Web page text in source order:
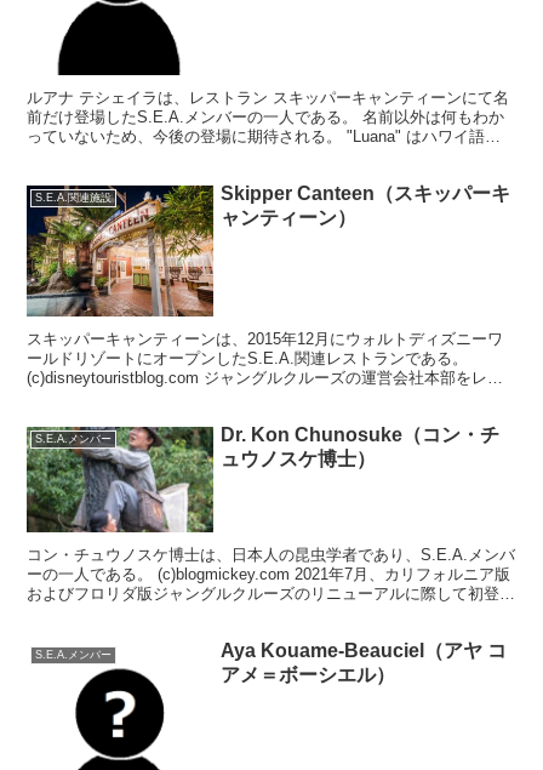
ルアナ テシェイラは、レストラン スキッパーキャンティーンにて名
前だけ登場したS.E.A.メンバーの一人である。 名前以外は何もわか
っていないため、今後の登場に期待される。 "Luana" はハワイ語で
S.E.A.関連施設
Skipper Canteen（スキッパーキ
ャンティーン）
スキッパーキャンティーンは、2015年12月にウォルトディズニーワ
ールドリゾートにオープンしたS.E.A.関連レストランである。
(c)disneytouristblog.com ジャングルクルーズの運営会社本部をレス
S.E.A.メンバー
Dr. Kon Chunosuke（コン・チ
ュウノスケ博士）
コン・チュウノスケ博士は、日本人の昆虫学者であり、S.E.A.メンバ
ーの一人である。 (c)blogmickey.com 2021年7月、カリフォルニア版
およびフロリダ版ジャングルクルーズのリニューアルに際して初登場
S.E.A.メンバー
Aya Kouame-Beauciel（アヤ コ
アメ＝ボーシエル）